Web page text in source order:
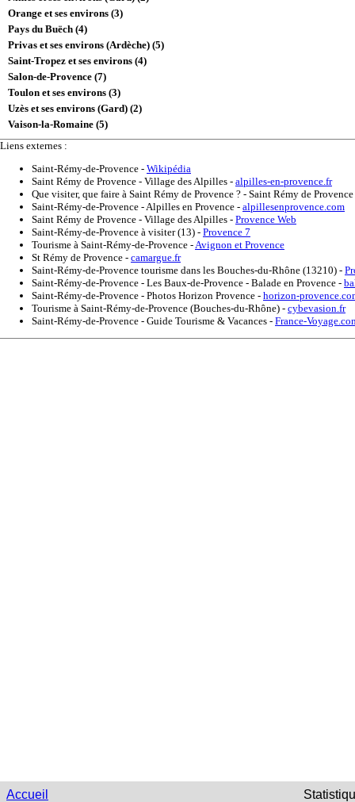
Orange et ses environs (3)
Pays du Buëch (4)
Privas et ses environs (Ardèche) (5)
Saint-Tropez et ses environs (4)
Salon-de-Provence (7)
Toulon et ses environs (3)
Uzès et ses environs (Gard) (2)
Vaison-la-Romaine (5)
Liens externes :
Saint-Rémy-de-Provence - Wikipédia
Saint Rémy de Provence - Village des Alpilles - alpilles-en-provence.fr
Que visiter, que faire à Saint Rémy de Provence ? - Saint Rémy de Provence
Saint-Rémy-de-Provence - Alpilles en Provence - alpillesenprovence.com
Saint Rémy de Provence - Village des Alpilles - Provence Web
Saint-Rémy-de-Provence à visiter (13) - Provence 7
Tourisme à Saint-Rémy-de-Provence - Avignon et Provence
St Rémy de Provence - camargue.fr
Saint-Rémy-de-Provence tourisme dans les Bouches-du-Rhône (13210) -
Saint-Rémy-de-Provence - Les Baux-de-Provence - Balade en Provence -
Saint-Rémy-de-Provence - Photos Horizon Provence - horizon-
Tourisme à Saint-Rémy-de-Provence (Bouches-du-Rhône) - cybevasion.fr
Saint-Rémy-de-Provence - Guide Tourisme & Vacances - France-
Accueil